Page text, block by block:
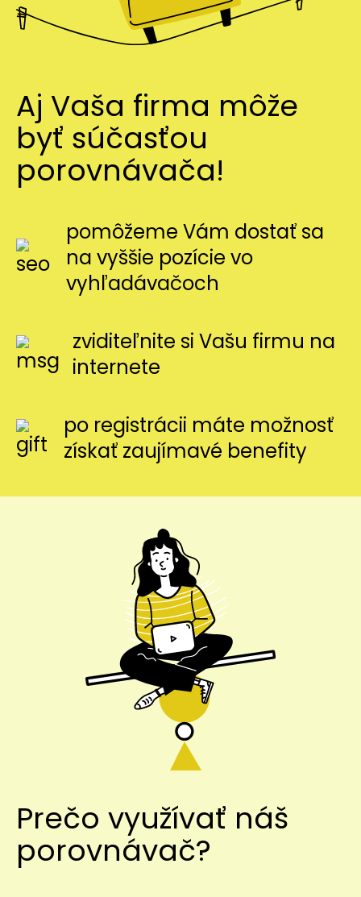
Aj Vaša firma môže
byť súčasťou
porovnávača!
pomôžeme Vám dostať sa
na vyššie pozície vo
vyhľadávačoch
zviditeľnite si Vašu firmu na
internete
po registrácii máte možnosť
získať zaujímavé benefity
Prečo využívať náš
porovnávač?